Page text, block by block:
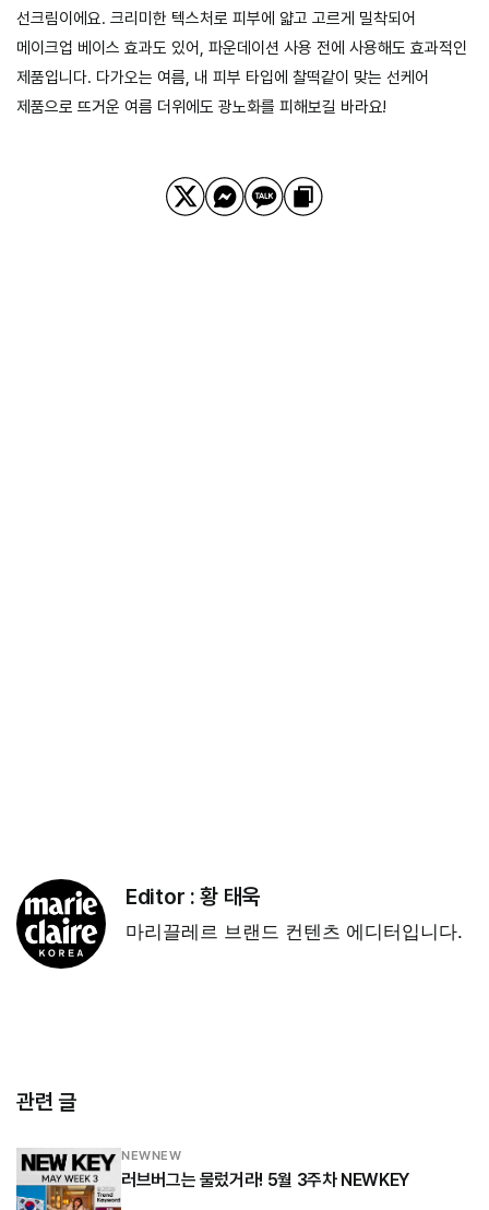
선크림이에요. 크리미한 텍스처로 피부에 얇고 고르게 밀착되어
메이크업 베이스 효과도 있어, 파운데이션 사용 전에 사용해도 효과적인
제품입니다. 다가오는 여름, 내 피부 타입에 찰떡같이 맞는 선케어
제품으로 뜨거운 여름 더위에도 광노화를 피해보길 바라요!
Editor :황 태욱
마리끌레르 브랜드 컨텐츠 에디터입니다.
관련 글
NEWNEW
러브버그는 물렀거라! 5월 3주차 NEWKEY